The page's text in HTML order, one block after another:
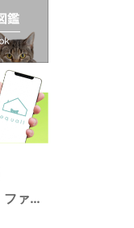
猫カフェ ファミリーズ